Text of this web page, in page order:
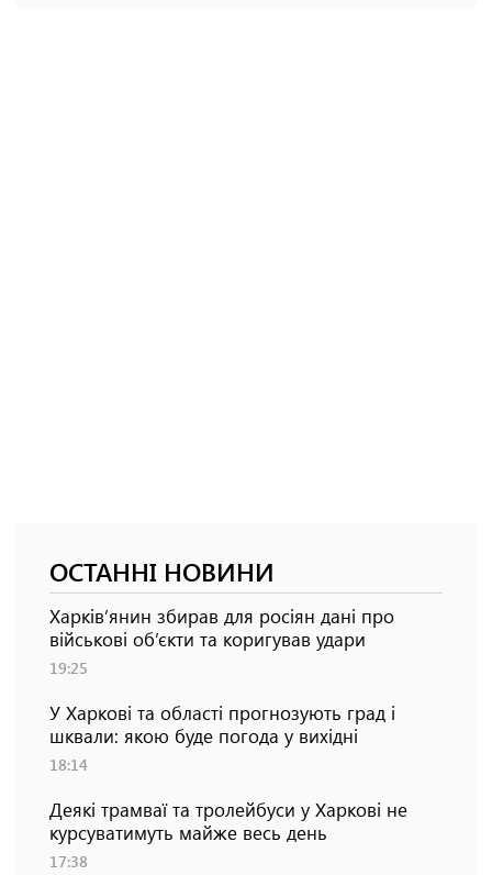
ОСТАННІ НОВИНИ
Харків’янин збирав для росіян дані про
військові об’єкти та коригував удари
19:25
У Харкові та області прогнозують град і
шквали: якою буде погода у вихідні
18:14
Деякі трамваї та тролейбуси у Харкові не
курсуватимуть майже весь день
17:38